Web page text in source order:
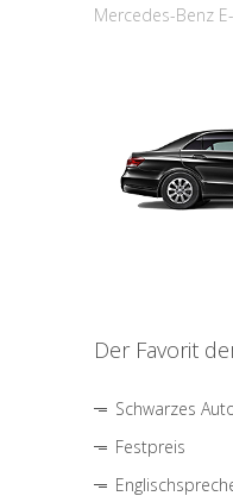
Mercedes-Benz
Der Favorit
Schwarzes
Festpreis